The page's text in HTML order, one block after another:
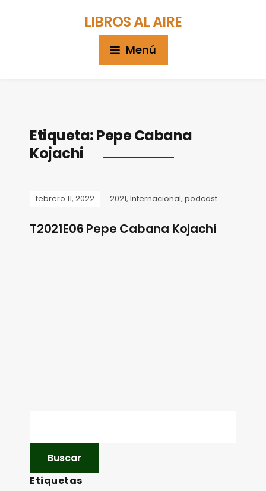
LIBROS AL AIRE
Menú
Etiqueta:Pepe Cabana
Kojachi
febrero 11, 2022 2021, Internacional, podcast
T2021E06 Pepe Cabana Kojachi
Etiquetas